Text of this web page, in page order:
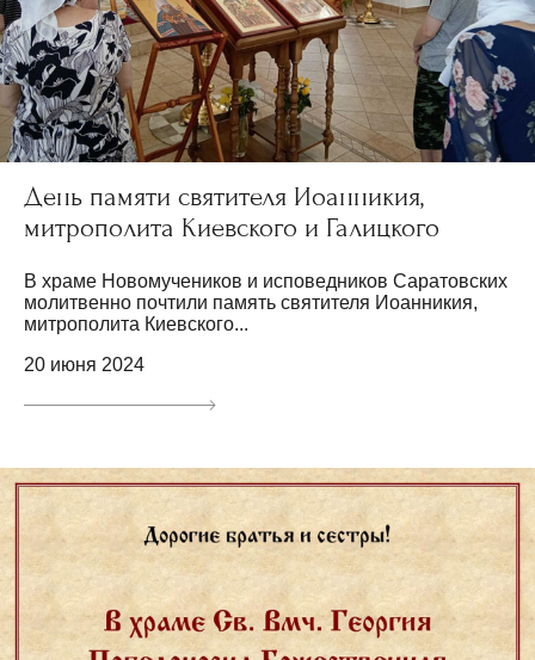
День памяти святителя Иоанникия,
митрополита Киевского и Галицкого
В храме Новомучеников и исповедников Саратовских
молитвенно почтили память святителя Иоанникия,
митрополита Киевского...
20 июня 2024